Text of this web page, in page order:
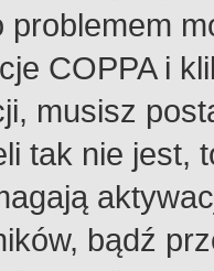
problemem
COPPA i
musisz
tak nie jest,
bądź